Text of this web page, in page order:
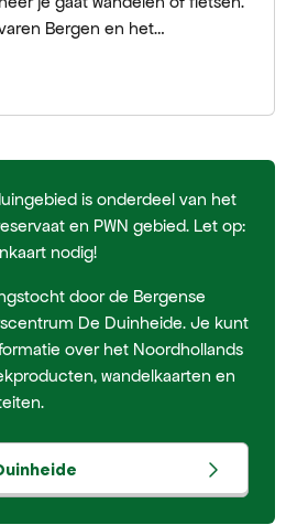
Bergen en het
is onderdeel van het
en PWN gebied. Let op:
nodig!
door de Bergense
De Duinheide. Je kunt
over het Noordhollands
wandelkaarten en